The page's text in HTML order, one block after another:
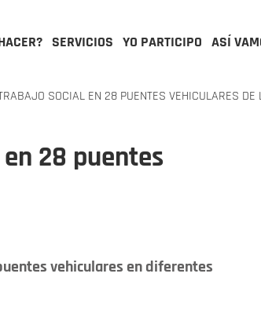
SERVICIOS YO PARTICIPO ASÍ
SOCIAL EN 28 PUENTES VEHICULARES DE
28 puentes
vehiculares en diferentes